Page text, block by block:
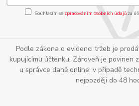
Souhlasím se zpracováním osobních údajůza
Podle zákona o evidenci tržeb je
kupujícímu účtenku. Zároveň je povinen
u správce daně online; v případě
nejpozději do 48